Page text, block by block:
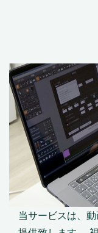
当サービスは、